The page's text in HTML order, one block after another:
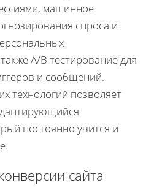
машинное
спроса и
A/B тестирование для
и сообщений.
технологий позволяет
постоянно учится и
сайта